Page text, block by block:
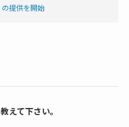
提供を開始
えて下さい。